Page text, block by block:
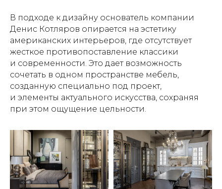
В подходе к дизайну основатель компании
Денис Котляров опирается на эстетику
американских интерьеров, где отсутствует
жесткое противопоставление классики
и современности. Это дает возможность
сочетать в одном пространстве мебель,
созданную специально под проект,
и элементы актуального искусства, сохраняя
при этом ощущение цельности.